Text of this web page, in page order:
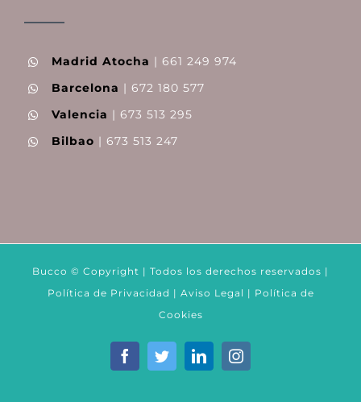
Madrid Atocha | 661 249 974
Barcelona | 672 180 577
Valencia | 673 513 295
Bilbao | 673 513 247
Bucco © Copyright | Todos los derechos reservados |
Política de Privacidad | Aviso Legal | Política de
Cookies
FacebookTwitterLinkedInInstagram